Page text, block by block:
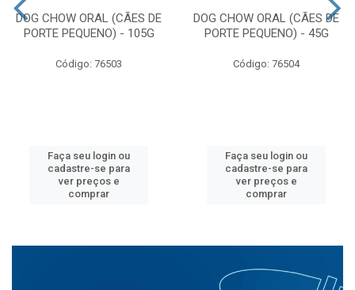
DOG CHOW ORAL (CÃES DE
PORTE PEQUENO) - 105G
Código: 76503
Faça seu login ou
cadastre-se para
ver preços e
comprar
DOG CHOW ORAL (CÃES DE
PORTE PEQUENO) - 45G
Código: 76504
Faça seu login ou
cadastre-se para
ver preços e
comprar